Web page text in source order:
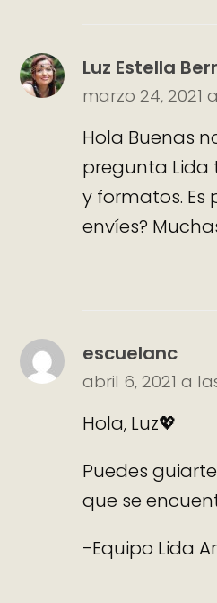
Luz Estella
marzo 24, 2021
Hola Buenas
pregunta Lida
y formatos. Es
envíes?
escuelanc
abril 6, 2021 a
Hola, Luz💖
Puedes
que se
-Equipo Lida